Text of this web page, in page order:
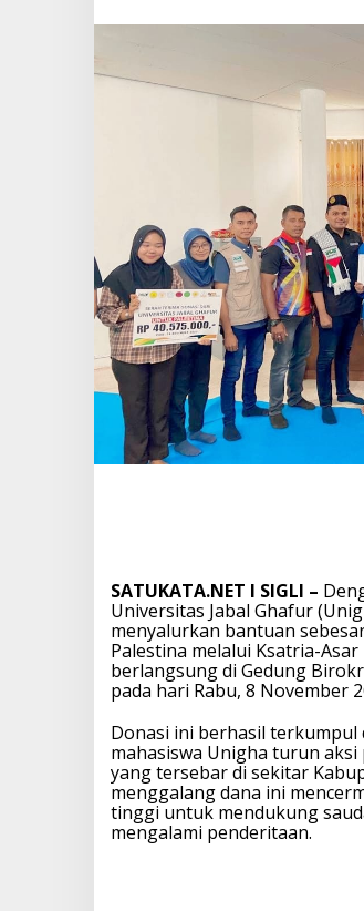
SATUKATA.NET I SIGLI –
Universitas Jabal Ghafur
menyalurkan bantuan
Palestina melalui Ksatria-
berlangsung di Gedung
pada hari Rabu, 8 November
Donasi ini berhasil terkumpul
mahasiswa Unigha turun
yang tersebar di sekitar
menggalang dana ini
tinggi untuk mendukung
mengalami penderitaan.